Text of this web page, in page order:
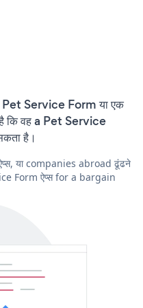
Service Form या एक
कि वह a Pet Service
है।
या companies abroad ढूंढने
Form ऐप्स for a bargain